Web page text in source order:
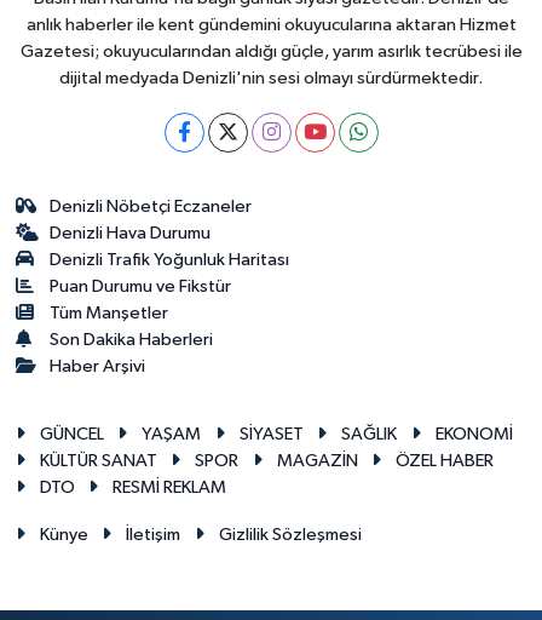
anlık haberler ile kent gündemini okuyucularına aktaran Hizmet
Gazetesi; okuyucularından aldığı güçle, yarım asırlık tecrübesi ile
dijital medyada Denizli'nin sesi olmayı sürdürmektedir.
Denizli Nöbetçi Eczaneler
Denizli Hava Durumu
Denizli Trafik Yoğunluk Haritası
Puan Durumu ve Fikstür
Tüm Manşetler
Son Dakika Haberleri
Haber Arşivi
GÜNCEL YAŞAM SİYASET SAĞLIK
EKONOMİ
KÜLTÜR SANAT
SPOR MAGAZİN
ÖZEL HABER
DTO
RESMİ REKLAM
Künye İletişim Gizlilik Sözleşmesi